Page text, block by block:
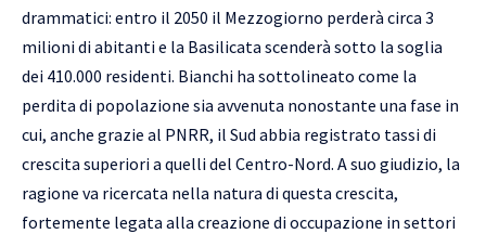
drammatici: entro il 2050 il Mezzogiorno perderà circa 3
milioni di abitanti e la Basilicata scenderà sotto la soglia
dei 410.000 residenti. Bianchi ha sottolineato come la
perdita di popolazione sia avvenuta nonostante una fase in
cui, anche grazie al PNRR, il Sud abbia registrato tassi di
crescita superiori a quelli del Centro-Nord. A suo giudizio, la
ragione va ricercata nella natura di questa crescita,
fortemente legata alla creazione di occupazione in settori